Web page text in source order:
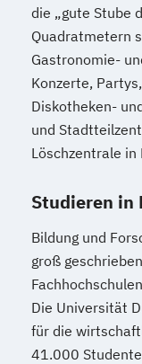
die „gute Stube
Quadratmetern
Gastronomie-
Konzerte,
Diskotheken-
und
Löschzentrale in
Studieren in
Bildung und
groß
Die Universität
für die
41.000